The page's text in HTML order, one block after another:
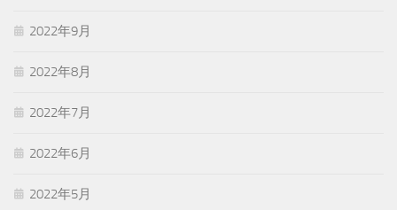
2022年9月
2022年8月
2022年7月
2022年6月
2022年5月